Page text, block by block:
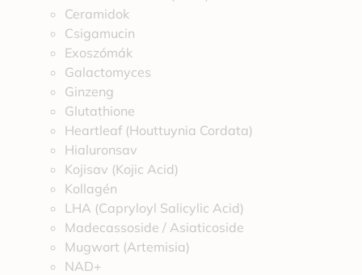
Ceramidok
Csigamucin
Exoszómák
Galactomyces
Ginzeng
Glutathione
Heartleaf (Houttuynia Cordata)
Hialuronsav
Kojisav (Kojic Acid)
Kollagén
LHA (Capryloyl Salicylic Acid)
Madecassoside / Asiaticoside
Mugwort (Artemisia)
NAD+